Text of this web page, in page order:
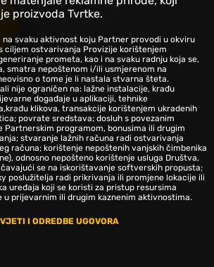
proizvoda Tvrtke.
na svaku aktivnost koju Partner provodi u okviru
ciljem ostvarivanja Provizije korištenjem
prometa, kao i na svaku radnju koja se,
smatra nepoštenom i/ili usmjerenom na
o tome je li nastala stvarna šteta.
nije ograničen na: lažne instalacije, krađu
događaje u aplikaciji, tehnike
klikova, transakcije korištenjem ukradenih
povrate sredstava; dosluh s povezanim
Partnerskim programom, bonusima ili drugim
stvaranje lažnih računa radi ostvarivanja
računa; korištenje nepoštenih vanjskih čimbenika
odnosno nepošteno korištenje usluga Društva,
se na iskorištavanje softverskih propusta;
poslužitelja radi prikrivanja ili promjene lokacije ili
uređaja koji se koristi za pristup resursima
u prijevarnim ili drugim kaznenim aktivnostima.
I ODREDBE UGOVORA